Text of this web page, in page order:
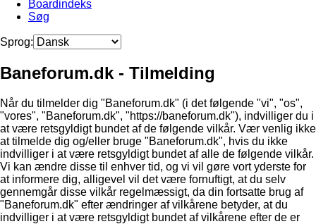
Boardindeks
Søg
Sprog:
Baneforum.dk - Tilmelding
Når du tilmelder dig "Baneforum.dk" (i det følgende "vi", "os",
"vores", "Baneforum.dk", "https://baneforum.dk"), indvilliger du i
at være retsgyldigt bundet af de følgende vilkår. Vær venlig ikke
at tilmelde dig og/eller bruge "Baneforum.dk", hvis du ikke
indvilliger i at være retsgyldigt bundet af alle de følgende vilkår.
Vi kan ændre disse til enhver tid, og vi vil gøre vort yderste for
at informere dig, alligevel vil det være fornuftigt, at du selv
gennemgår disse vilkår regelmæssigt, da din fortsatte brug af
"Baneforum.dk" efter ændringer af vilkårene betyder, at du
indvilliger i at være retsgyldigt bundet af vilkårene efter de er